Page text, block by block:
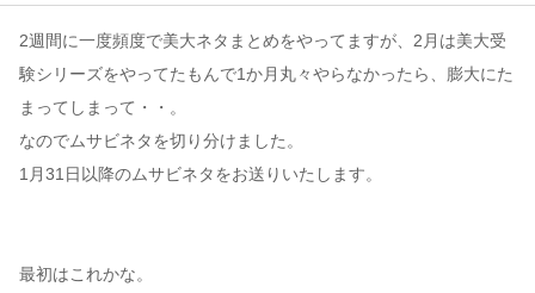
2週間に一度頻度で美大ネタまとめをやってますが、2月は美大受
験シリーズをやってたもんで1か月丸々やらなかったら、膨大にた
まってしまって・・。
なのでムサビネタを切り分けました。
1月31日以降のムサビネタをお送りいたします。
最初はこれかな。
運営会社
お問い合わせ